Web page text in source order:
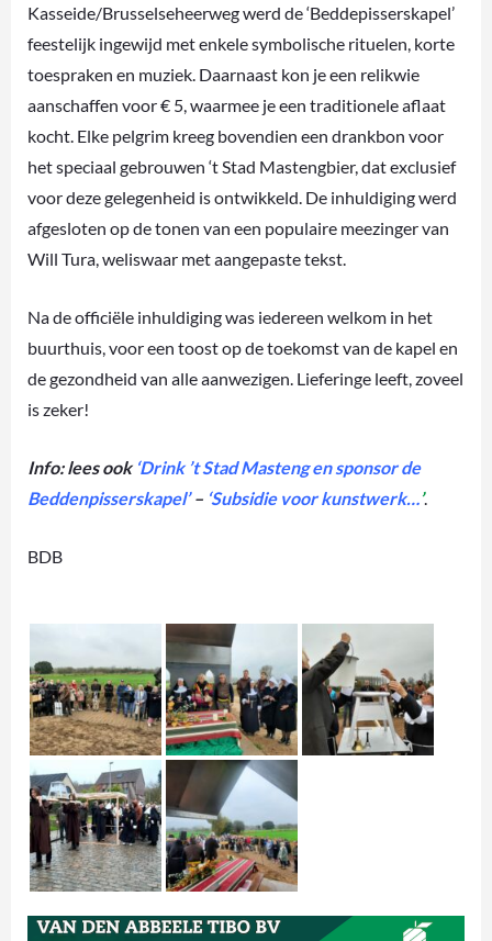
Kasseide/Brusselseheerweg werd de ‘Beddepisserskapel’
feestelijk ingewijd met enkele symbolische rituelen, korte
toespraken en muziek. Daarnaast kon je een relikwie
aanschaffen voor € 5, waarmee je een traditionele aflaat
kocht. Elke pelgrim kreeg bovendien een drankbon voor
het speciaal gebrouwen ‘t Stad Mastengbier, dat exclusief
voor deze gelegenheid is ontwikkeld. De inhuldiging werd
afgesloten op de tonen van een populaire meezinger van
Will Tura, weliswaar met aangepaste tekst.
Na de officiële inhuldiging was iedereen welkom in het
buurthuis, voor een toost op de toekomst van de kapel en
de gezondheid van alle aanwezigen. Lieferinge leeft, zoveel
is zeker!
Info: lees ook ‘Drink ’t Stad Masteng en sponsor de
Beddenpisserskapel’– ‘Subsidie voor kunstwerk…’.
BDB